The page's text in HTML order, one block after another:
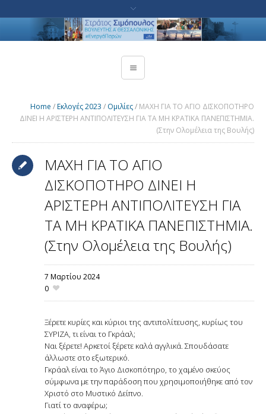
Home /Εκλογές 2023 / Ομιλίες/ ΜΑΧΗ ΓΙΑ ΤΟ ΑΓΙΟ ΔΙΣΚΟΠΟΤΗΡΟ
ΔΙΝΕΙ Η ΑΡΙΣΤΕΡΗ ΑΝΤΙΠΟΛΙΤΕΥΣΗ ΓΙΑ ΤΑ ΜΗ ΚΡΑΤΙΚΑ ΠΑΝΕΠΙΣΤΗΜΙΑ.
(Στην Ολομέλεια της Βουλής)
ΜΑΧΗ ΓΙΑ ΤΟ ΑΓΙΟ
ΔΙΣΚΟΠΟΤΗΡΟ ΔΙΝΕΙ Η
ΑΡΙΣΤΕΡΗ ΑΝΤΙΠΟΛΙΤΕΥΣΗ ΓΙΑ
ΤΑ ΜΗ ΚΡΑΤΙΚΑ ΠΑΝΕΠΙΣΤΗΜΙΑ.
(Στην Ολομέλεια της Βουλής)
7 Μαρτίου 2024
0
Ξέρετε κυρίες και κύριοι της αντιπολίτευσης, κυρίως του
ΣΥΡΙΖΑ, τι είναι το Γκράαλ;
Ναι ξέρετε! Αρκετοί ξέρετε καλά αγγλικά. Σπουδάσατε
άλλωστε στο εξωτερικό.
Γκράαλ είναι το Άγιο Δισκοπότηρο, το χαμένο σκεύος
σύμφωνα με την παράδοση που χρησιμοποιήθηκε από τον
Χριστό στο Μυστικό Δείπνο.
Γιατί το αναφέρω;